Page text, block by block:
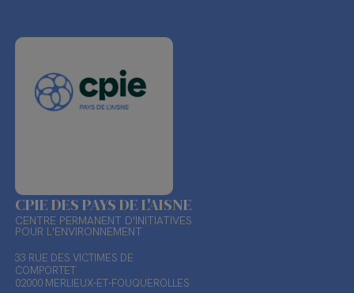
CPIE DES PAYS DE L'AISNE
CENTRE PERMANENT D'INITIATIVES
POUR L'ENVIRONNEMENT
33 RUE DES VICTIMES DE
COMPORTET
02000 MERLIEUX-ET-FOUQUEROLLES